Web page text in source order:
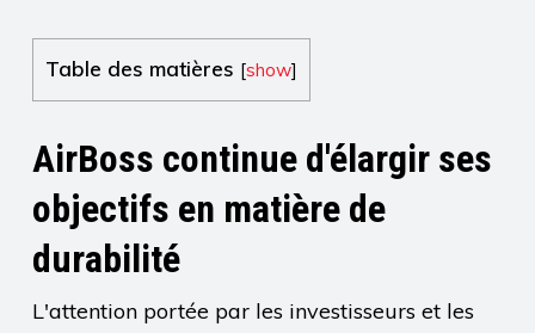
Table des matières [show]
AirBoss continue d'élargir ses
objectifs en matière de
durabilité
L'attention portée par les investisseurs et les